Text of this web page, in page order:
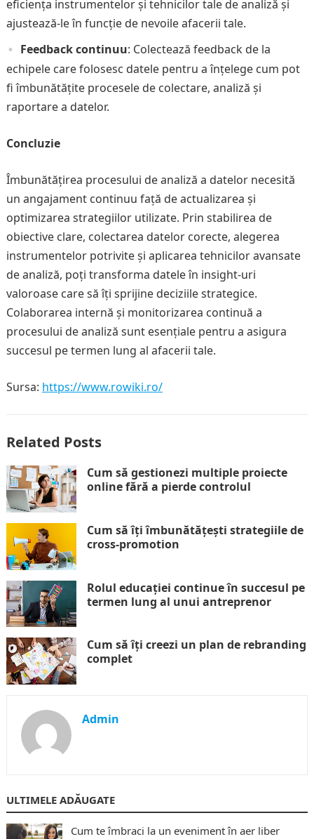
eficiența instrumentelor și tehnicilor tale de analiză și
ajustează-le în funcție de nevoile afacerii tale.
Feedback continuu: Colectează feedback de la
echipele care folosesc datele pentru a înțelege cum pot
fi îmbunătățite procesele de colectare, analiză și
raportare a datelor.
Concluzie
Îmbunătățirea procesului de analiză a datelor necesită
un angajament continuu față de actualizarea și
optimizarea strategiilor utilizate. Prin stabilirea de
obiective clare, colectarea datelor corecte, alegerea
instrumentelor potrivite și aplicarea tehnicilor avansate
de analiză, poți transforma datele în insight-uri
valoroase care să îți sprijine deciziile strategice.
Colaborarea internă și monitorizarea continuă a
procesului de analiză sunt esențiale pentru a asigura
succesul pe termen lung al afacerii tale.
Sursa: https://www.rowiki.ro/
Related Posts
Cum să gestionezi multiple proiecte
online fără a pierde controlul
Cum să îți îmbunătățești strategiile de
cross-promotion
Rolul educației continue în succesul pe
termen lung al unui antreprenor
Cum să îți creezi un plan de rebranding
complet
Admin
ULTIMELE ADĂUGATE
Cum te îmbraci la un eveniment în aer liber